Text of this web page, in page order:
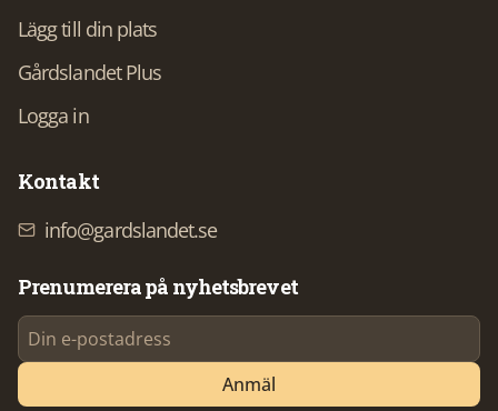
Lägg till din plats
Gårdslandet Plus
Logga in
Kontakt
info@gardslandet.se
Prenumerera på nyhetsbrevet
Anmäl